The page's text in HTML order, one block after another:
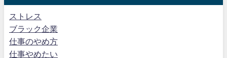
ストレス
ブラック企業
仕事のやめ方
仕事やめたい